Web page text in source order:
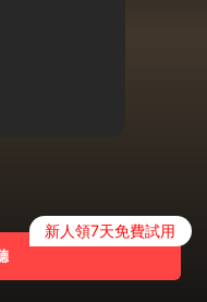
新人領7天免費試用